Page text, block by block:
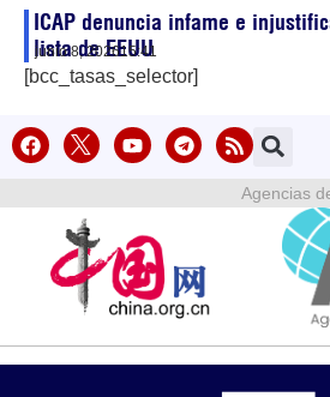
ICAP denuncia infame e
lista de EEUU
junio 8, 202615:41
[bcc_tasas_selector]
Agencias